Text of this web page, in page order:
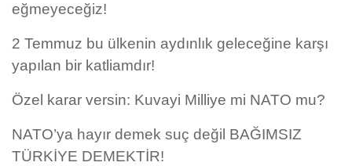
eğmeyeceğiz!
2 Temmuz bu ülkenin aydınlık geleceğine karşı
yapılan bir katliamdır!
Özel karar versin: Kuvayi Milliye mi NATO mu?
NATO’ya hayır demek suç değil BAĞIMSIZ
TÜRKİYE DEMEKTİR!